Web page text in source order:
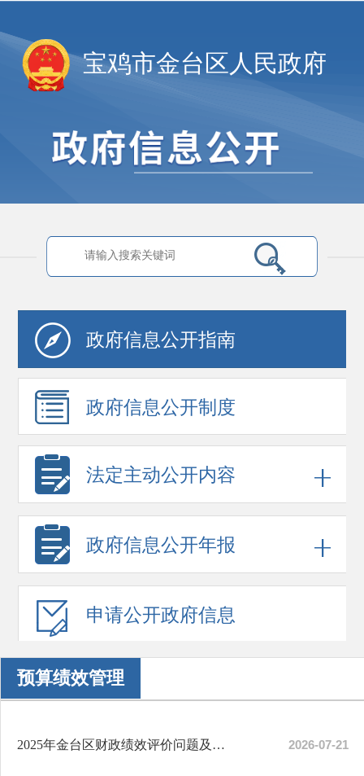
宝鸡市金台区人民政府
政府信息公开指南
政府信息公开制度
法定主动公开内容
政府信息公开年报
申请公开政府信息
预算绩效管理
2025年金台区财政绩效评价问题及整改情况公开公示 2026-07-21